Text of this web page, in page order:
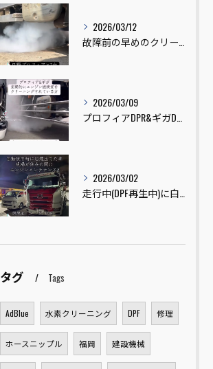
2026/03/12
2026/03/09
2026/03/02
タグ Tags
AdBlue 水素クリーニング DPF 修理
ホースニップル 福岡 建設機械